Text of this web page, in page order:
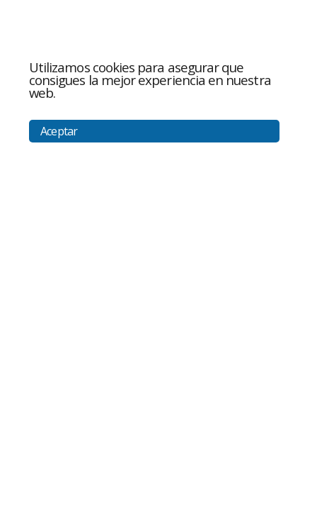
Utilizamos cookies para asegurar que
consigues la mejor experiencia en nuestra
web.
Aceptar